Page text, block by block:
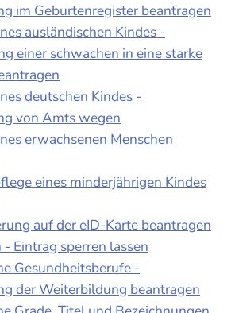
im Geburtenregister beantragen
ausländischen Kindes -
einer schwachen in eine starke
deutschen Kindes -
von Amts wegen
erwachsenen Menschen
eines minderjährigen Kindes
auf der eID-Karte beantragen
Eintrag sperren lassen
Gesundheitsberufe -
der Weiterbildung beantragen